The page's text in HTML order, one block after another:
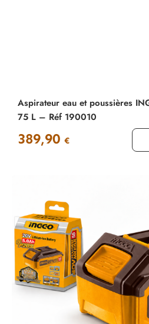
Aspirateur eau et poussières
75 L – Réf 190010
389,90 €